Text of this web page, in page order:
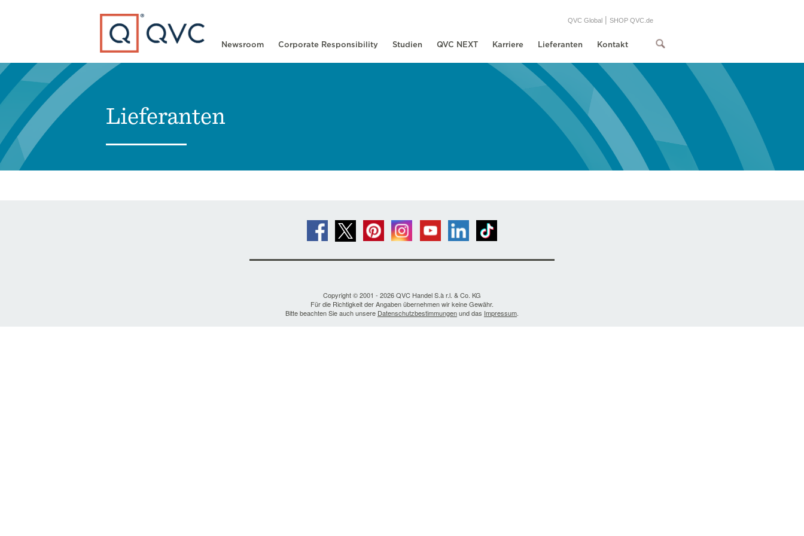
Newsroom Corporate Responsibility Studien QVC NEXT Karriere Lieferanten Kontakt
QVC Global | SHOP QVC.de
Type to search
Lieferanten
Copyright © 2001 - 2026 QVC Handel S.à r.l. & Co. KG
Für die Richtigkeit der Angaben übernehmen wir keine Gewähr.
Bitte beachten Sie auch unsere Datenschutzbestimmungenund das Impressum.